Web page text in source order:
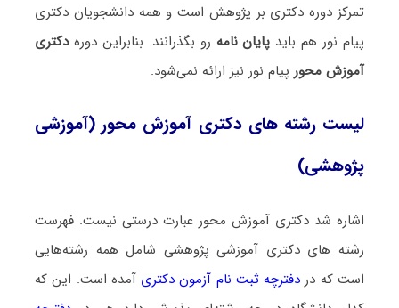
تمرکز دوره دکتری بر پژوهش است و همه دانشجویان دکتری
پیام نور هم باید پایان نامه رو بگذرانند. بنابراین دوره دکتری
آموزش محور پیام نور نیز ارائه نمی‌شود.
لیست رشته های دکتری آموزش محور (آموزشی
پژوهشی)
اشاره شد دکتری آموزش محور عبارت درستی نیست. فهرست
رشته های دکتری آموزشی پژوهشی شامل همه رشته‌هایی
است که در دفترچه ثبت نام آزمون دکتری آمده است. این که